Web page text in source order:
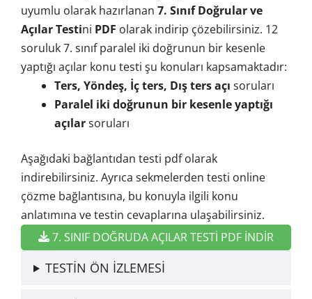
uyumlu olarak hazırlanan 7. Sınıf Doğrular ve
Açılar Testini PDF olarak indirip çözebilirsiniz. 12
soruluk 7. sınıf paralel iki doğrunun bir kesenle
yaptığı açılar konu testi şu konuları kapsamaktadır:
Ters, Yöndeş, İç ters, Dış ters açı soruları
Paralel iki doğrunun bir kesenle yaptığı
açılarsoruları
Aşağıdaki bağlantıdan testi pdf olarak
indirebilirsiniz. Ayrıca sekmelerden testi online
çözme bağlantısına, bu konuyla ilgili konu
anlatımına ve testin cevaplarına ulaşabilirsiniz.
7. SINIF DOĞRUDA AÇILAR TESTİ PDF İNDİR
TESTİN ÖN İZLEMESİ